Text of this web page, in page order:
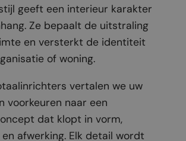
geeft een interieur karakter
Ze bepaalt de uitstraling
en versterkt de identiteit
of woning.
vertalen we uw
voorkeuren naar een
dat klopt in vorm,
afwerking. Elk detail wordt